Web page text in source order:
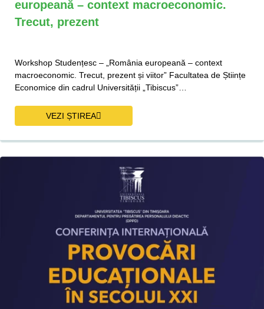
europeană – context macroeconomic.
Trecut, prezent
Workshop Studențesc – „România europeană – context
macroeconomic. Trecut, prezent și viitor” Facultatea de Științe
Economice din cadrul Universității „Tibiscus”…
VEZI ȘTIREA